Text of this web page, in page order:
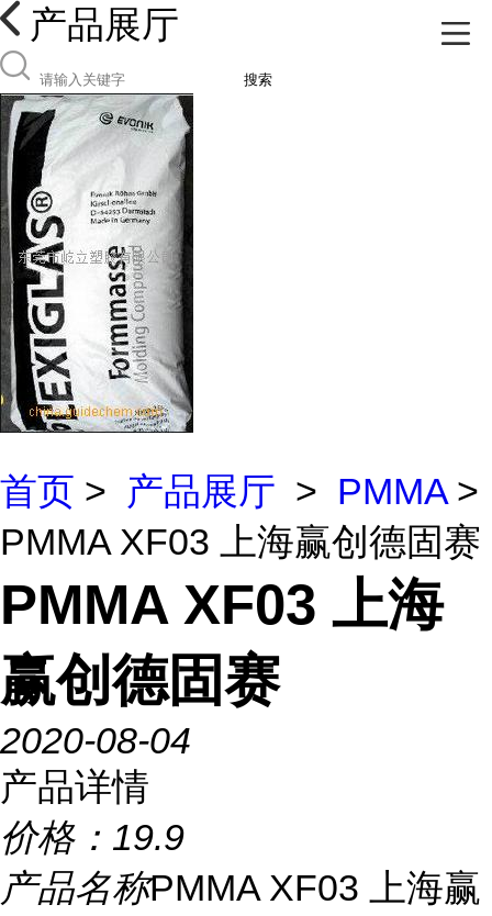
产品展厅
搜索
首页 > 产品展厅 > PMMA >
PMMA XF03 上海赢创德固赛
PMMA XF03 上海
赢创德固赛
2020-08-04
产品详情
价格： 19.9
产品名称PMMA XF03 上海赢